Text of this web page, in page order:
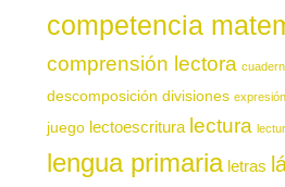
competencia
comprensión lectora
descomposición divisiones
juego lectoescritura lectura
lengua primaria letras